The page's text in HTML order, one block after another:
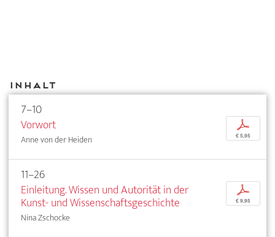
Inhalt
7–10
Vorwort
Anne von der Heiden
p
€ 5,95
11–26
Einleitung. Wissen und Autorität in der
Kunst- und Wissenschaftsgeschichte
Nina Zschocke
p
€ 9,95